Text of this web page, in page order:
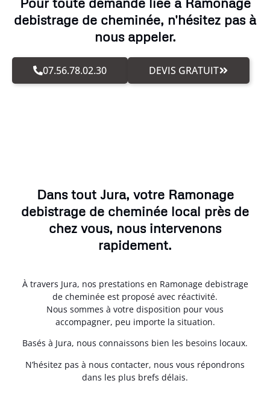
debistrage de cheminée, n'hésitez pas à
nous appeler.
07.56.78.02.30 DEVIS GRATUIT
Dans tout Jura, votre Ramonage
debistrage de cheminée local près de
chez vous, nous intervenons
rapidement.
À travers Jura, nos prestations en Ramonage debistrage
de cheminée est proposé avec réactivité.
Nous sommes à votre disposition pour vous
accompagner, peu importe la situation.
Basés à Jura, nous connaissons bien les besoins locaux.
N’hésitez pas à nous contacter, nous vous répondrons
dans les plus brefs délais.